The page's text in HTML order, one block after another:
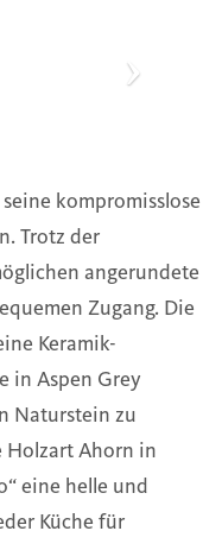
kompromisslose
Trotz der
angerundete
Zugang. Die
Keramik-
in Aspen Grey
Naturstein zu
Holzart Ahorn in
eine helle und
Küche für